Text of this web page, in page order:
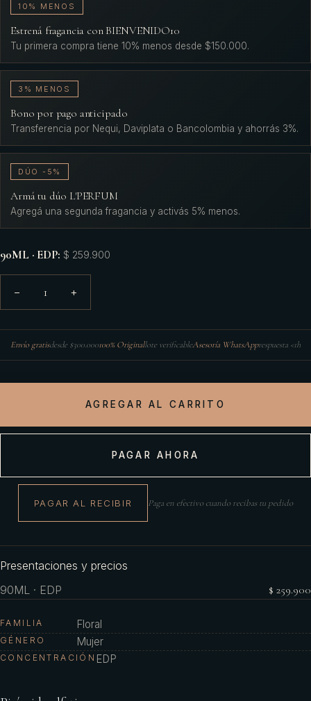
10% MENOS
Estrená fragancia con BIENVENIDO10
Tu primera compra tiene 10% menos desde $150.000.
3% MENOS
Bono por pago anticipado
Transferencia por Nequi, Daviplata o Bancolombia y ahorrás 3%.
DÚO -5%
Armá tu dúo L'PERFUM
Agregá una segunda fragancia y activás 5% menos.
90ML · EDP: $ 259.900
− 1 +
Envío gratisdesde $300.000100% Originallote verificableAsesoría WhatsApprespuesta <1h
AGREGAR AL CARRITO
PAGAR AHORA
PAGAR AL RECIBIR Paga en efectivo cuando recibas tu pedido
Presentaciones y precios
90ML · EDP
$ 259.900
FAMILIA Floral
GÉNERO Mujer
CONCENTRACIÓN EDP